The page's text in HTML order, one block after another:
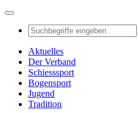
Aktuelles
Der Verband
Schiesssport
Bogensport
Jugend
Tradition